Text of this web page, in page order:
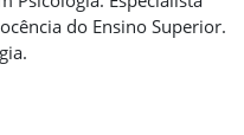
do Ensino Superior.